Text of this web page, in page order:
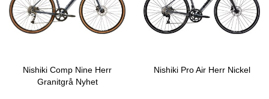
Nishiki Comp Nine Herr
Granitgrå Nyhet
Nishiki Pro Air Herr Nickel